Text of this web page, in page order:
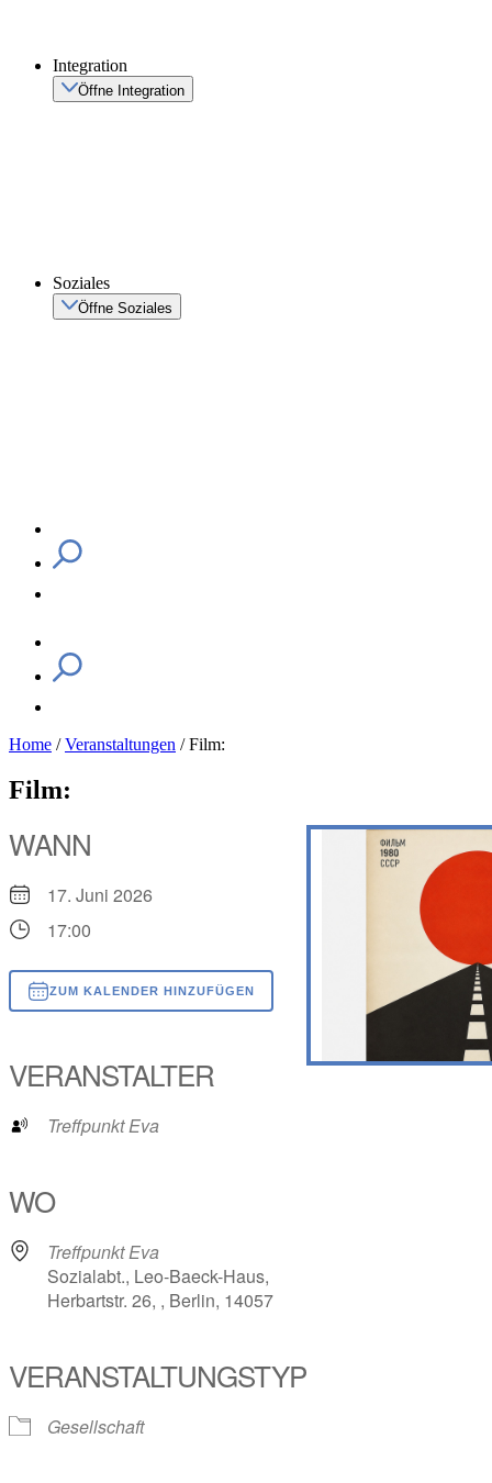
Integration
Öffne Integration
Soziales
Öffne Soziales
Home /Veranstaltungen /Film:
Film:
WANN
17. Juni 2026
17:00
ZUM KALENDER HINZUFÜGEN
VERANSTALTER
Treffpunkt Eva
WO
Treffpunkt Eva
Sozialabt., Leo-Baeck-Haus,
Herbartstr. 26, , Berlin, 14057
VERANSTALTUNGSTYP
Gesellschaft